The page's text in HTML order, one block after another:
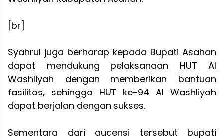
[br]
Syahrul juga berharap kepada Bupati Asahan
dapat mendukung pelaksanaan HUT Al
Washliyah dengan memberikan bantuan
fasilitas, sehingga HUT ke-94 Al Washliyah
dapat berjalan dengan sukses.
Sementara dari audensi tersebut bupati